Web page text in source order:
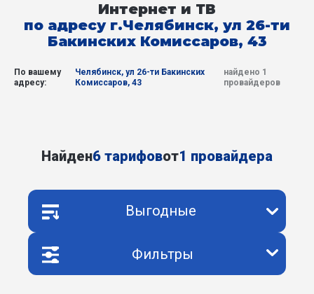
Интернет и ТВ
по адресу г.Челябинск, ул 26-ти
Бакинских Комиссаров, 43
По вашему
адресу:
Челябинск, ул 26-ти Бакинских
Комиссаров, 43
найдено 1
провайдеров
Найден6 тарифовот1 провайдера
Выгодные
Фильтры